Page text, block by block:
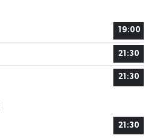
19:00
21:30
21:30
21:30